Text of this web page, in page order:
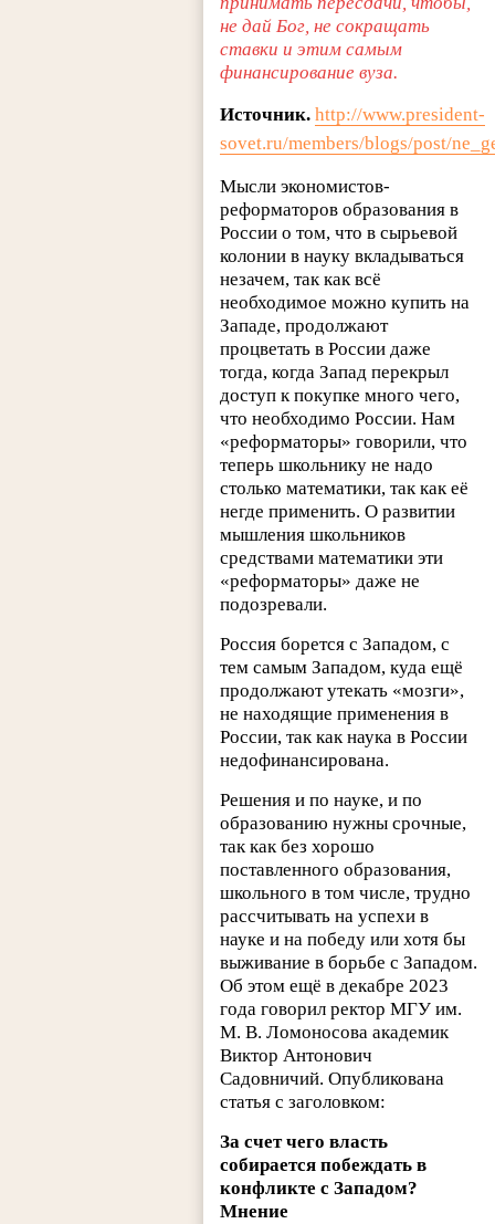
не дай Бог, не сокращать
ставки и этим самым
финансирование вуза.
Источник. http://www.president-
sovet.ru/members/blogs/post/
Мысли экономистов-
реформаторов образования в
России о том, что в сырьевой
колонии в науку вкладываться
незачем, так как всё
необходимое можно купить на
Западе, продолжают
процветать в России даже
тогда, когда Запад перекрыл
доступ к покупке много чего,
что необходимо России. Нам
«реформаторы» говорили, что
теперь школьнику не надо
столько математики, так как её
негде применить. О развитии
мышления школьников
средствами математики эти
«реформаторы» даже не
подозревали.
Россия борется с Западом, с
тем самым Западом, куда ещё
продолжают утекать «мозги»,
не находящие применения в
России, так как наука в России
недофинансирована.
Решения и по науке, и по
образованию нужны срочные,
так как без хорошо
поставленного образования,
школьного в том числе, трудно
рассчитывать на успехи в
науке и на победу или хотя бы
выживание в борьбе с Западом.
Об этом ещё в декабре 2023
года говорил ректор МГУ им.
М. В. Ломоносова академик
Виктор Антонович
Садовничий. Опубликована
статья с заголовком:
За счет чего власть
собирается побеждать в
конфликте с Западом?
Мнение